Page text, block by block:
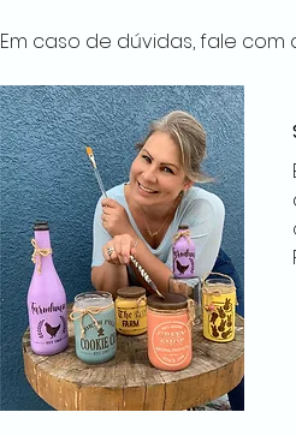
Em caso de dúvidas, fale com